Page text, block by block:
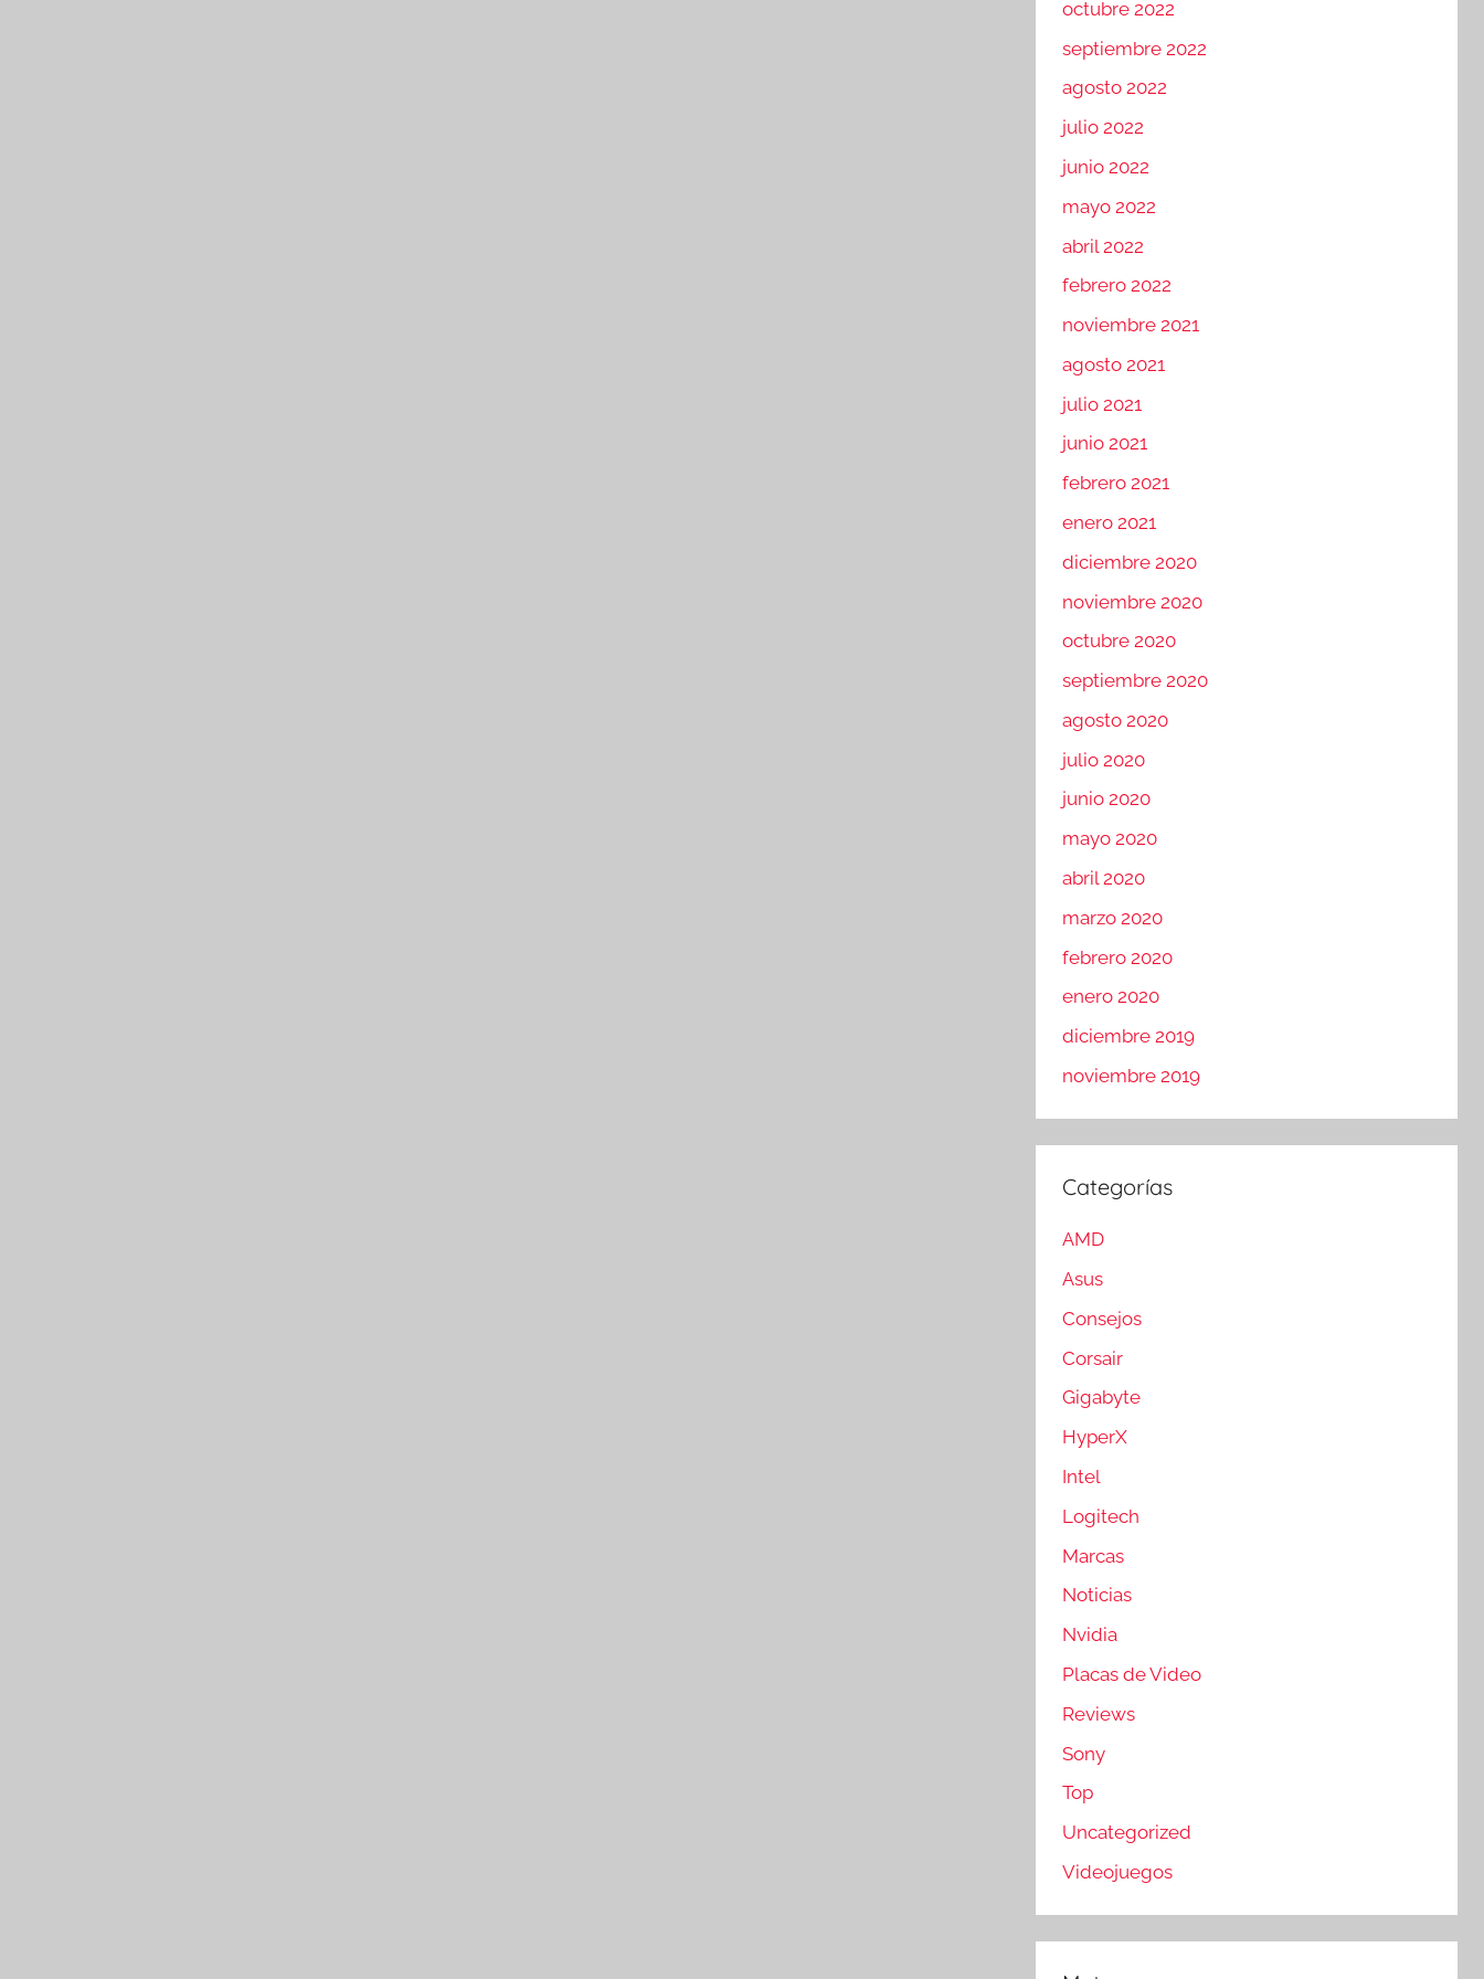
octubre 2022
septiembre 2022
agosto 2022
julio 2022
junio 2022
mayo 2022
abril 2022
febrero 2022
noviembre 2021
agosto 2021
julio 2021
junio 2021
febrero 2021
enero 2021
diciembre 2020
noviembre 2020
octubre 2020
septiembre 2020
agosto 2020
julio 2020
junio 2020
mayo 2020
abril 2020
marzo 2020
febrero 2020
enero 2020
diciembre 2019
noviembre 2019
Categorías
AMD
Asus
Consejos
Corsair
Gigabyte
HyperX
Intel
Logitech
Marcas
Noticias
Nvidia
Placas de Video
Reviews
Sony
Top
Uncategorized
Videojuegos